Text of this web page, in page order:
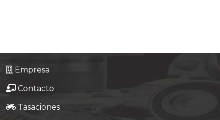
Empresa
Contacto
Tasaciones